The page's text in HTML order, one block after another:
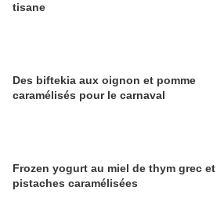
tisane
Des biftekia aux oignon et pomme
caramélisés pour le carnaval
Frozen yogurt au miel de thym grec et
pistaches caramélisées